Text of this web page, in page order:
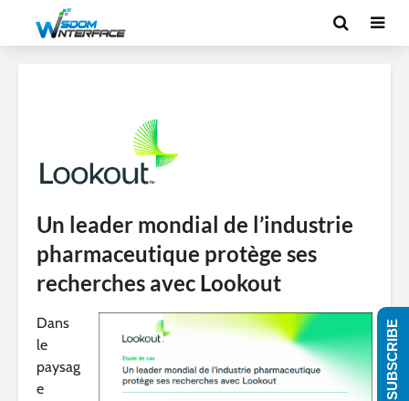
Un leader mondial de l’industrie
pharmaceutique protège ses
recherches avec Lookout
Dans
le
paysag
e
SUBSCRIBE